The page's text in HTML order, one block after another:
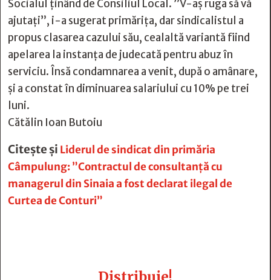
Socialul ținând de Consiliul Local. ”V-aș ruga să vă
ajutați”, i-a sugerat primărița, dar sindicalistul a
propus clasarea cazului său, cealaltă variantă fiind
apelarea la instanța de judecată pentru abuz în
serviciu. Însă condamnarea a venit, după o amânare,
și a constat în diminuarea salariului cu 10% pe trei
luni.
Cătălin Ioan Butoiu
Citește și Liderul de sindicat din primăria
Câmpulung: ”Contractul de consultanță cu
managerul din Sinaia a fost declarat ilegal de
Curtea de Conturi”